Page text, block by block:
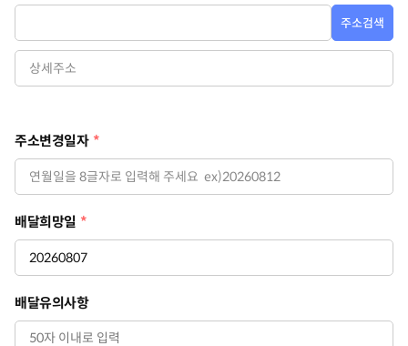
주소검색
주소변경일자 *
배달희망일 *
배달유의사항